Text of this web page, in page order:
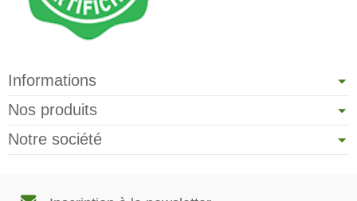
Informations
Nos produits
Notre société